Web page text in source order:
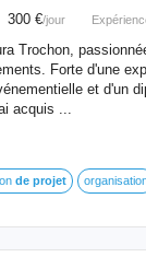
€/jour
Trochon,
Forte d'une
et d'un
acquis ...
de projet